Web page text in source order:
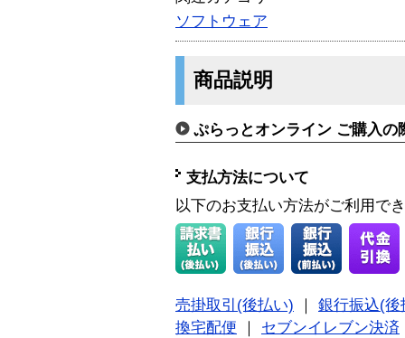
ソフトウェア
商品説明
ぷらっとオンライン ご購入の
支払方法について
以下のお支払い方法がご利用で
売掛取引(後払い)
銀行振込(後
換宅配便
セブンイレブン決済